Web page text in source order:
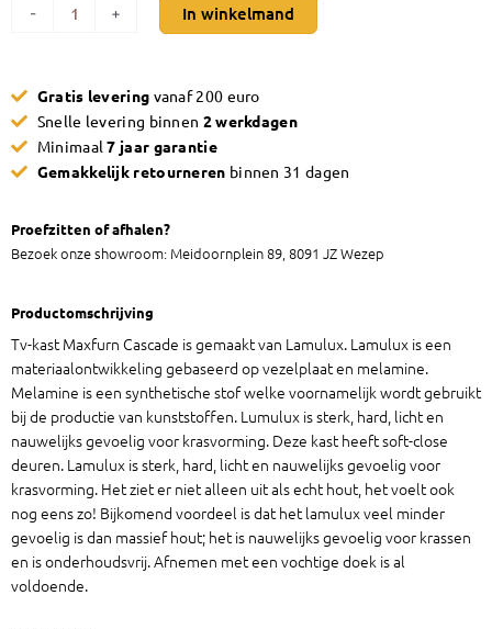
-
klein
aantal
+ In winkelmand
Gratis levering vanaf 200 euro
Snelle levering binnen 2 werkdagen
Minimaal7 jaar garantie
Gemakkelijk retourneren binnen 31 dagen
Proefzitten of afhalen?
Bezoek onze showroom: Meidoornplein 89, 8091 JZ Wezep
Productomschrijving
Tv-kast Maxfurn Cascade is gemaakt van Lamulux. Lamulux is een
materiaalontwikkeling gebaseerd op vezelplaat en melamine.
Melamine is een synthetische stof welke voornamelijk wordt gebruikt
bij de productie van kunststoffen. Lumulux is sterk, hard, licht en
nauwelijks gevoelig voor krasvorming. Deze kast heeft soft-close
deuren. Lamulux is sterk, hard, licht en nauwelijks gevoelig voor
krasvorming. Het ziet er niet alleen uit als echt hout, het voelt ook
nog eens zo! Bijkomend voordeel is dat het lamulux veel minder
gevoelig is dan massief hout; het is nauwelijks gevoelig voor krassen
en is onderhoudsvrij. Afnemen met een vochtige doek is al
voldoende.